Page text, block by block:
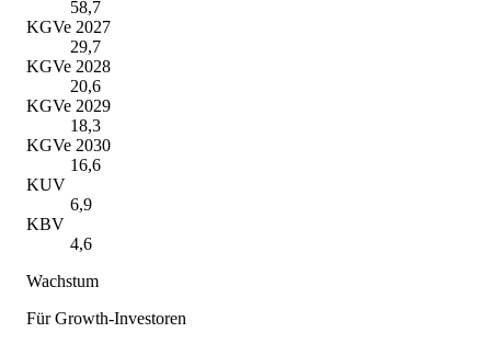
58,7
KGVe 2027
29,7
KGVe 2028
20,6
KGVe 2029
18,3
KGVe 2030
16,6
KUV
6,9
KBV
4,6
Wachstum
Für Growth-Investoren